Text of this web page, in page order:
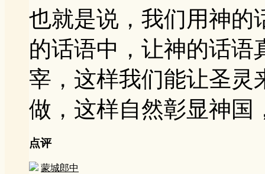
也就是说，我们用神的
的话语中，让神的话语
宰，这样我们能让圣灵
做，这样自然彰显神国
点评
蒙城郎中